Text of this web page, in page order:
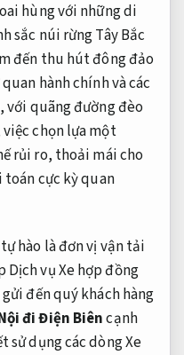
hùng với những di
sắc núi rừng Tây Bắc
đến thu hút đông đảo
hành chính và các
quãng đường đèo
chọn lựa một
rủi ro, thoải mái cho
toán cực kỳ quan
hào là đơn vị vận tải
vụ Xe hợp đồng
đến quý khách hàng
đi Điện Biêncạnh
dụng các dòng Xe